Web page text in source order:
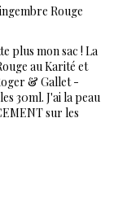
Rouge
plus mon sac ! La
au Karité et
& Gallet -
30ml. J'ai la peau
sur les